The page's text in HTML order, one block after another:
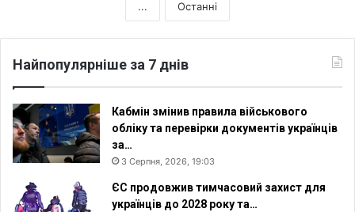
... Останні
Найпопулярніше за 7 днів
Кабмін змінив правила військового
обліку та перевірки документів українців
за…
3 Серпня, 2026, 19:03
ЄС продовжив тимчасовий захист для
українців до 2028 року та…